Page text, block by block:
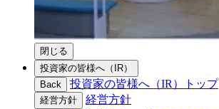
閉じる
投資家の皆様へ（IR）
Back
投資家の皆様へ（IR）トップ
経営方針 経営方針